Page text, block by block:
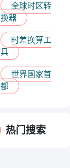
全球时区转
换器
时差换算工
具
世界国家首
都
热门搜索